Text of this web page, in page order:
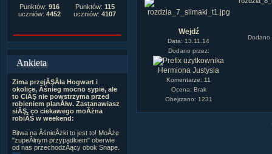
Punktów:916
uczniów:4452
Punktów: 115
uczniów:4107
Ankieta
Zima przejĂŞÂła Hogwart i
okolice, Âśnieg mocno sypie, ale
to CiĂŞ nie powstrzyma przed
robieniem planĂłw. Zastanawiasz
siĂŞ, co ciekawego moÂżna
robiĂŚ w weekend:
Bitwa na ÂśnieÂżki to jest to! MoÂże
"zupeÂłnym przypadkiem" oberwie
od nas przechodzÂący obok Snape.
Wejdź
Data: 13.11.14
Dodano przez:
Hermiona Justysia
Komentarze: 11
Ocena: Brak
Obejrzano: 1231